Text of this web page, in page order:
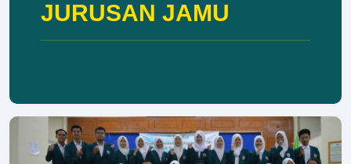
JURUSAN JAMU